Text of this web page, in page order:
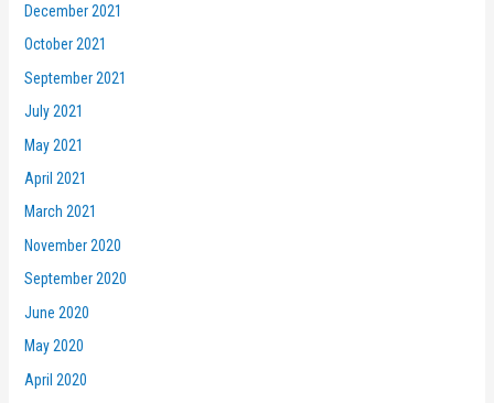
December 2021
October 2021
September 2021
July 2021
May 2021
April 2021
March 2021
November 2020
September 2020
June 2020
May 2020
April 2020